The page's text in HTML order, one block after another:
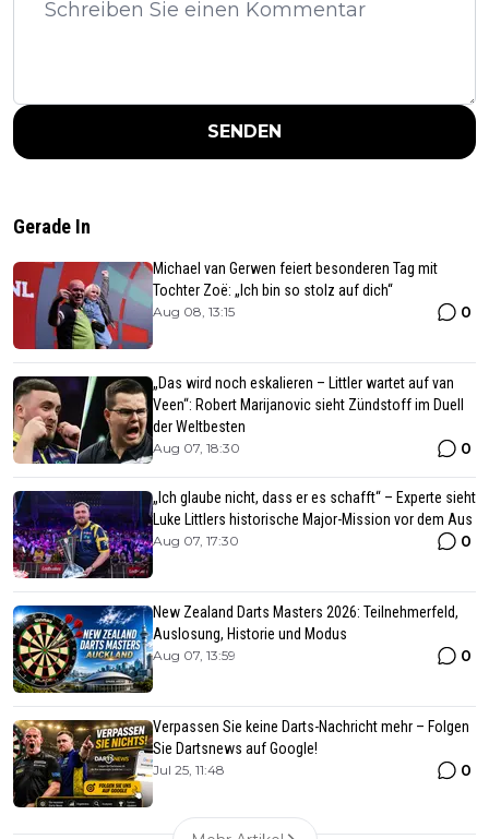
SENDEN
Gerade In
Michael van Gerwen feiert besonderen Tag mit
Tochter Zoë: „Ich bin so stolz auf dich“
Aug 08, 13:15 0
„Das wird noch eskalieren – Littler wartet auf van
Veen“: Robert Marijanovic sieht Zündstoff im Duell
der Weltbesten
Aug 07, 18:30 0
„Ich glaube nicht, dass er es schafft“ – Experte sieht
Luke Littlers historische Major-Mission vor dem Aus
Aug 07, 17:30 0
New Zealand Darts Masters 2026: Teilnehmerfeld,
Auslosung, Historie und Modus
Aug 07, 13:59 0
Verpassen Sie keine Darts-Nachricht mehr – Folgen
Sie Dartsnews auf Google!
Jul 25, 11:48 0